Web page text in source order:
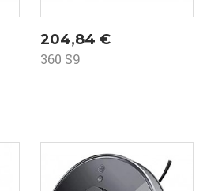
Prezzo
204,84 €
360 S9